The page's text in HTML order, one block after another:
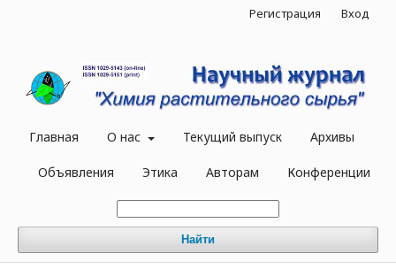
Главная О нас Текущий выпуск Архивы
Объявления Этика Авторам Конференции
Найти
Регистрация Вход